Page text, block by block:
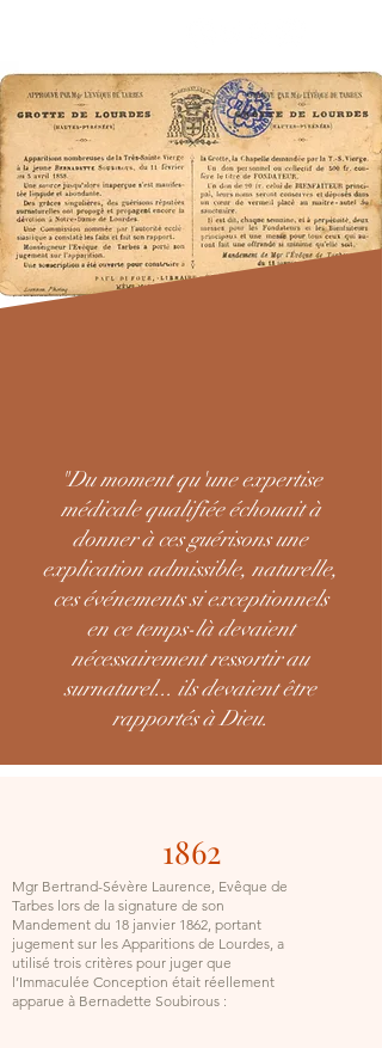
"Du moment qu'une expertise
médicale qualifiée échouait à
donner à ces guérisons une
explication admissible, naturelle,
ces événements si exceptionnels
en ce temps-là devaient
nécessairement ressortir au
surnaturel... ils devaient être
rapportés à Dieu.
1862
Mgr Bertrand-Sévère Laurence, Evêque de
Tarbes lors de la signature de son
Mandement du 18 janvier 1862, portant
jugement sur les Apparitions de Lourdes, a
utilisé trois critères pour juger que
l’Immaculée Conception était réellement
apparue à Bernadette Soubirous :